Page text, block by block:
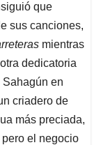
que
sus canciones,
mientras
dedicatoria
en
criadero de
más preciada,
el negocio